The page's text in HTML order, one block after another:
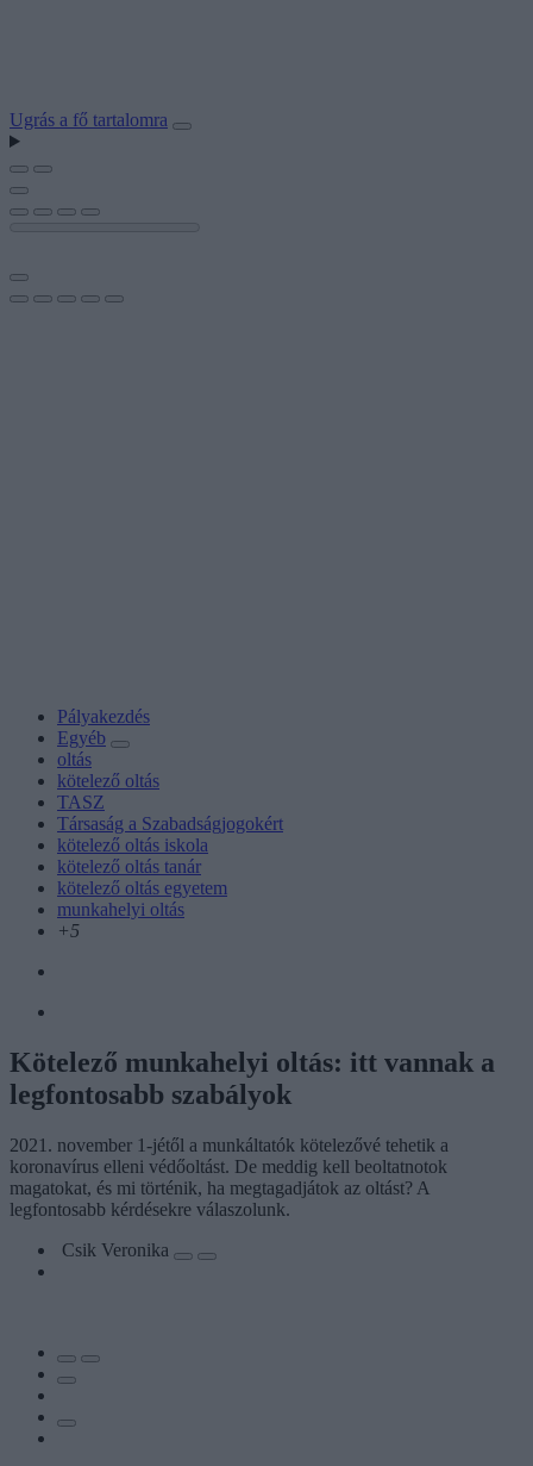
Ugrás a fő tartalomra
Pályakezdés
Egyéb
oltás
kötelező oltás
TASZ
Társaság a Szabadságjogokért
kötelező oltás iskola
kötelező oltás tanár
kötelező oltás egyetem
munkahelyi oltás
+5
Kötelező munkahelyi oltás: itt vannak a
legfontosabb szabályok
2021. november 1-jétől a munkáltatók kötelezővé tehetik a
koronavírus elleni védőoltást. De meddig kell beoltatnotok
magatokat, és mi történik, ha megtagadjátok az oltást? A
legfontosabb kérdésekre válaszolunk.
Csik Veronika